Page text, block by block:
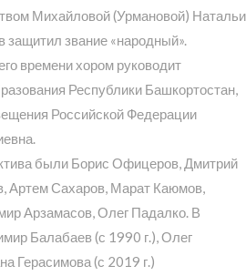
Михайловой (Урмановой) Натальи
защитил звание «народный».
времени хором руководит
Республики Башкортостан,
Российской Федерации
были Борис Офицеров, Дмитрий
Артем Сахаров, Марат Каюмов,
Арзамасов, Олег Падалко. В
Балабаев (с 1990 г.), Олег
Герасимова (с 2019 г.)